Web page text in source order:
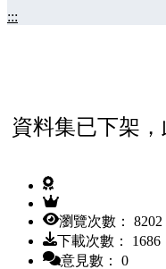
:::
資料集已下架
瀏覽次數： 8202
下載次數： 1686
意見數： 0